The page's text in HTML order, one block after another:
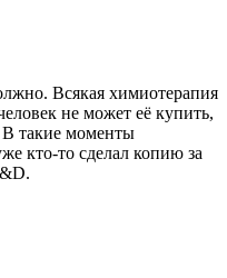
Всякая химиотерапия
не может её купить,
В такие моменты
кто-то сделал копию за